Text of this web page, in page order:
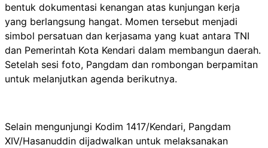
bentuk dokumentasi kenangan atas kunjungan kerja
yang berlangsung hangat. Momen tersebut menjadi
simbol persatuan dan kerjasama yang kuat antara TNI
dan Pemerintah Kota Kendari dalam membangun daerah.
Setelah sesi foto, Pangdam dan rombongan berpamitan
untuk melanjutkan agenda berikutnya.
Selain mengunjungi Kodim 1417/Kendari, Pangdam
XIV/Hasanuddin dijadwalkan untuk melaksanakan